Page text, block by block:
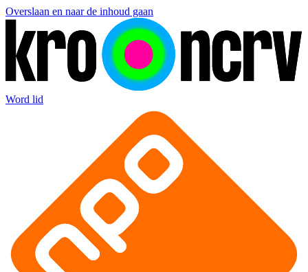
Overslaan en naar de inhoud gaan
Word lid